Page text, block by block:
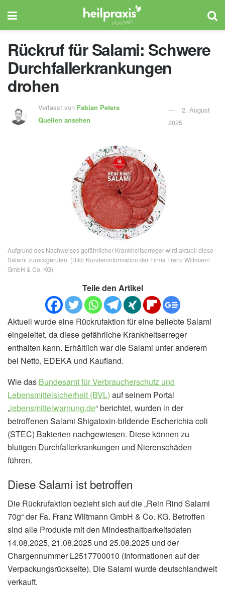
Rückruf für Salami: Schwere
Durchfallerkrankungen
drohen
Verfasst von Fabian Peters
Quellen ansehen
2. August
2025
Aufgrund des Nachweises gefährlicher Krankheitserreger wird aktuell diese
Salami zurückgerufen. (Bild: Kundeninformation der Firma Franz Wiltmann
GmbH & Co. KG)
Teile den Artikel
Aktuell wurde eine Rückrufaktion für eine beliebte Salami
eingeleitet, da diese gefährliche Krankheitserreger
enthalten kann. Erhältlich war die Salami unter anderem
bei Netto, EDEKA und Kaufland.
Wie das Bundesamt für Verbraucherschutz und
Lebensmittelsicherheit (BVL) auf seinem Portal
„lebensmittelwarnung.de“ berichtet, wurden in der
betroffenen Salami Shigatoxin-bildende Escherichia coli
(STEC) Bakterien nachgewiesen. Diese können zu
blutigen Durchfallerkrankungen und Nierenschäden
führen.
Diese Salami ist betroffen
Die Rückrufaktion bezieht sich auf die „Rein Rind Salami
70g“ der Fa. Franz Wiltmann GmbH & Co. KG. Betroffen
sind alle Produkte mit den Mindesthaltbarkeitsdaten
14.08.2025, 21.08.2025 und 25.08.2025 und der
Chargennummer L2517700010 (Informationen auf der
Verpackungsrückseite). Die Salami wurde deutschlandweit
verkauft.